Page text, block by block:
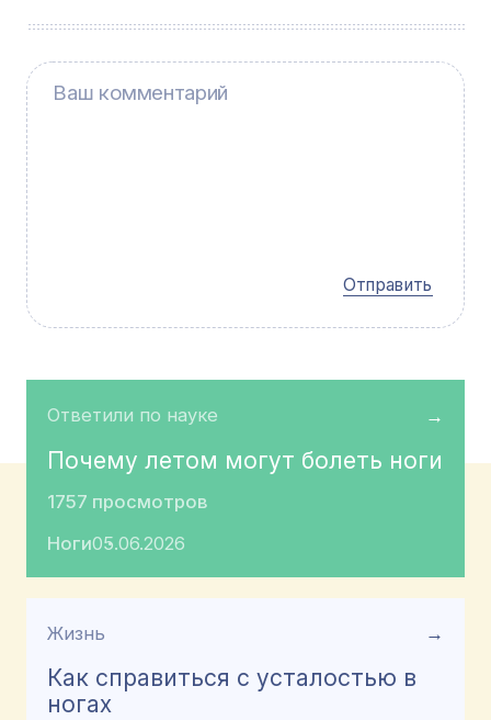
Отправить
Ответили по науке →
Почему летом могут болеть ноги
1757 просмотров
Ноги05.06.2026
Жизнь →
Как справиться с усталостью в
ногах